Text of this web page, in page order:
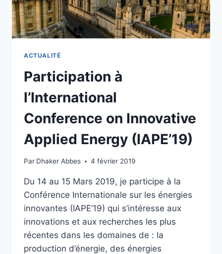
ACTUALITÉ
Participation à
l’International
Conference on Innovative
Applied Energy (IAPE’19)
Par Dhaker Abbes 4 février 2019
Du 14 au 15 Mars 2019, je participe à la
Conférence Internationale sur les énergies
innovantes (IAPE’19) qui s’intéresse aux
innovations et aux recherches les plus
récentes dans les domaines de : la
production d’énergie, des énergies